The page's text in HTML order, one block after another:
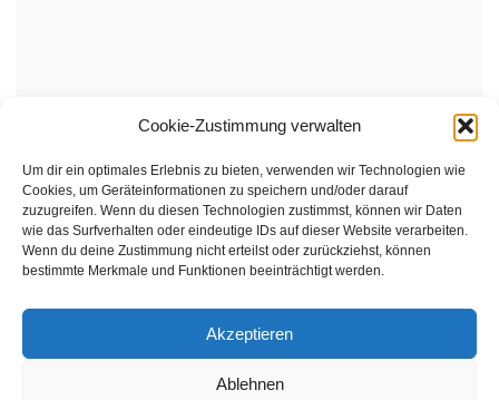
Cookie-Zustimmung verwalten
Um dir ein optimales Erlebnis zu bieten, verwenden wir Technologien wie
Cookies, um Geräteinformationen zu speichern und/oder darauf
zuzugreifen. Wenn du diesen Technologien zustimmst, können wir Daten
wie das Surfverhalten oder eindeutige IDs auf dieser Website verarbeiten.
Wenn du deine Zustimmung nicht erteilst oder zurückziehst, können
bestimmte Merkmale und Funktionen beeinträchtigt werden.
Akzeptieren
Ablehnen